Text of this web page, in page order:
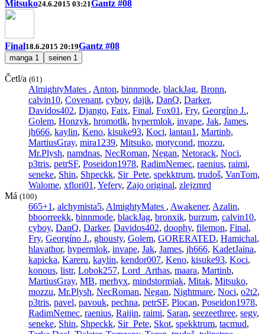
Mitsuko24.6.2015 03:21Gantz #08
Final18.6.2015 20:19Gantz #08
manga 1 seinen 1
Četl/a (61)
AlmightyMates , Anton, binnmode, blackJag, Bronn,
calvin10, Covenant, cyboy, dajik, DanQ, Darker,
Davidos402, Django, Faix, Final, Fox01 , Fry, Georgíno J.,
Golem, Honzyk, hromotlk, hypermlok, invape, Jak, James,
jh666, kaylin, Keno, kisuke93, Koci, lantan1 , Martinb,
MartiusGray, mira1239, Mitsuko, motycond, mozzu,
Mr.Plysh, namdnas, NecRoman, Negan, Netorack, Noci,
p3tris, petrSF, Poseidon1978, RadimNemec, raenius, raimi,
seneke, Shin, Shpeckk, Sir_Pete, spekktrum, trudoš, VanTom,
Walome, xflori01 , Yefery, Zajo original, zlejzmrd
Má (100)
665+1 , alchymista5, AlmightyMates , Awakener, Azalin,
bboorreekk, binnmode, blackJag, bronxik, burzum, calvin10,
cyboy, DanQ, Darker, Davidos402, doophy, filemon, Final,
Fry, Georgíno J., ghousty, Golem, GORERATED, Hamichal,
hlavathor, hypermlok, invape, Jak, James, jh666, KadetJaina,
kapicka, Kareru, kaylin, kendor007, Keno, kisuke93, Koci,
konous, listr, Lobok257, Lord_Arthas, maara, Martinb,
MartiusGray, MB, merhyx, mindstormjak, Mitak, Mitsuko,
mozzu, Mr.Plysh, NecRoman, Negan, Nightmare, Noci, o2t2,
p3tris, pavel, pavouk, pechna, petrSF, Plocan, Poseidon1978,
RadimNemec, raenius, Raijin, raimi, Saran, seezeethree, segy,
seneke, Shin, Shpeckk, Sir_Pete, Skot, spekktrum, tacmud,